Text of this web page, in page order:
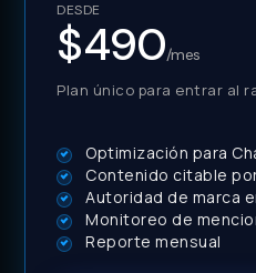
DESDE
$490/mes
Plan único para entrar al
Optimización para
Contenido citable
Autoridad de marca
Monitoreo de
Reporte mensual